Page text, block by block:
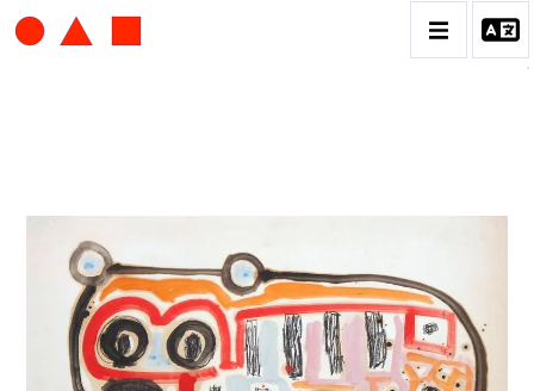
ALBERT CHUBAC
BIOGRAPHIE
CATALOGUE DES OEUVRES
CONTACT